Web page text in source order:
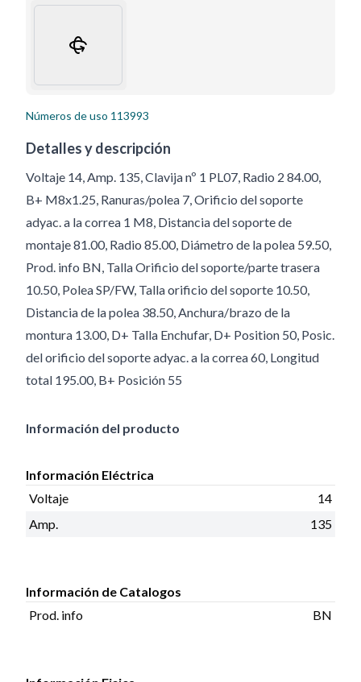
Números de uso 113993
Detalles y descripción
Voltaje 14, Amp. 135, Clavija nº 1 PL07, Radio 2 84.00,
B+ M8x1.25, Ranuras/polea 7, Orificio del soporte
adyac. a la correa 1 M8, Distancia del soporte de
montaje 81.00, Radio 85.00, Diámetro de la polea 59.50,
Prod. info BN, Talla Orificio del soporte/parte trasera
10.50, Polea SP/FW, Talla orificio del soporte 10.50,
Distancia de la polea 38.50, Anchura/brazo de la
montura 13.00, D+ Talla Enchufar, D+ Position 50, Posic.
del orificio del soporte adyac. a la correa 60, Longitud
total 195.00, B+ Posición 55
Información del producto
Información Eléctrica
Voltaje
14
Amp.
135
Información de Catalogos
Prod. info
BN